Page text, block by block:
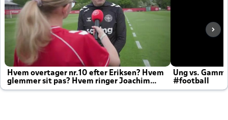
Hvem overtager nr.10 efter Eriksen? Hvem
glemmer sit pas? Hvem ringer Joachim
altid til efter kampe?
Ung vs.
#football